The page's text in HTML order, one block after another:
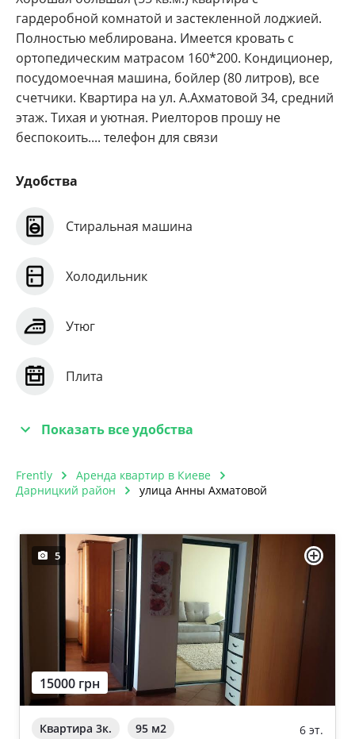
гардеробной комнатой и застекленной лоджией.
Полностью меблирована. Имеется кровать с
ортопедическим матрасом 160*200. Кондиционер,
посудомоечная машина, бойлер (80 литров), все
счетчики. Квартира на ул. А.Ахматовой 34, средний
этаж. Тихая и уютная. Риелторов прошу не
беспокоить.... телефон для связи
Удобства
Стиральная машина
Холодильник
Утюг
Плита
Показать все удобства
Frently
Аренда квартир в Киеве
Дарницкий район
улица Анны Ахматовой
5
15000 грн
Квартира 3к. 95 м2 6 эт.